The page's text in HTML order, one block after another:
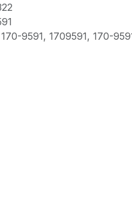
170-9591, 1709591, 170-